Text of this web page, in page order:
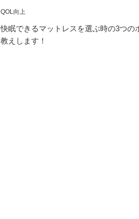
QOL向上
快眠できるマットレスを選ぶ時の3つの
教えします！